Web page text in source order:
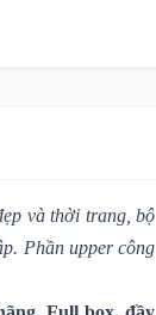
và thời trang, bộ
Phần upper công